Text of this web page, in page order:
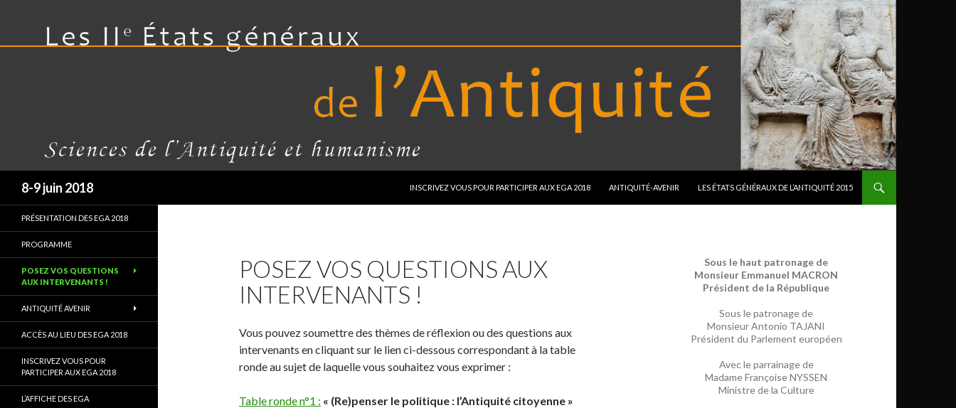
8-9 juin 2018
INSCRIVEZ VOUS POUR PARTICIPER AUX EGA 2018
ANTIQUITÉ-AVENIR LES ÉTATS GÉNÉRAUX DE L’ANTIQUITÉ 2015
POSEZ VOS QUESTIONS AUX
INTERVENANTS !
Vous pouvez soumettre des thèmes de réflexion ou des questions aux
intervenants en cliquant sur le lien ci-dessous correspondant à la table
ronde au sujet de laquelle vous souhaitez vous exprimer :
Table ronde n°1 : « (Re)penser le politique : l’Antiquité citoyenne »
Sous le haut patronage de
Monsieur Emmanuel MACRON
Président de la République
Sous le patronage de
Monsieur Antonio TAJANI
Président du Parlement européen
Avec le parrainage de
Madame Françoise NYSSEN
Ministre de la Culture
PRÉSENTATION DES EGA 2018
PROGRAMME
POSEZ VOS QUESTIONS
AUX INTERVENANTS !
ANTIQUITÉ AVENIR
ACCÈS AU LIEU DES EGA 2018
INSCRIVEZ VOUS POUR
PARTICIPER AUX EGA 2018
L’AFFICHE DES EGA